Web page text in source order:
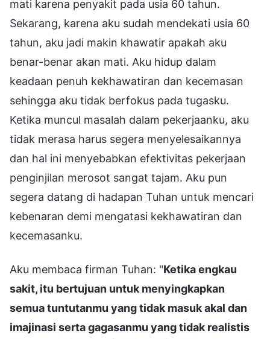
mati karena penyakit pada usia 60 tahun.
Sekarang, karena aku sudah mendekati usia 60
tahun, aku jadi makin khawatir apakah aku
benar-benar akan mati. Aku hidup dalam
keadaan penuh kekhawatiran dan kecemasan
sehingga aku tidak berfokus pada tugasku.
Ketika muncul masalah dalam pekerjaanku, aku
tidak merasa harus segera menyelesaikannya
dan hal ini menyebabkan efektivitas pekerjaan
penginjilan merosot sangat tajam. Aku pun
segera datang di hadapan Tuhan untuk mencari
kebenaran demi mengatasi kekhawatiran dan
kecemasanku.
Aku membaca firman Tuhan: "Ketika engkau
sakit, itu bertujuan untuk menyingkapkan
semua tuntutanmu yang tidak masuk akal dan
imajinasi serta gagasanmu yang tidak realistis